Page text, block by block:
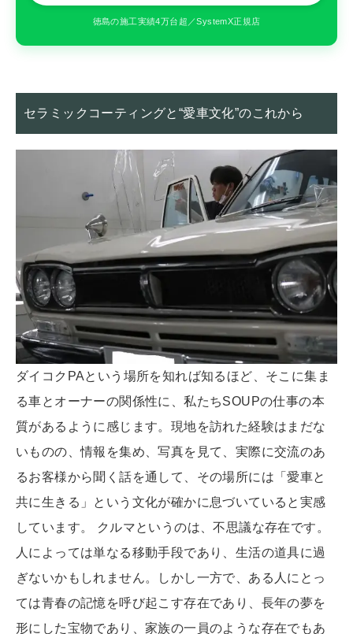
徳島の施工実績4万台超／SystemX正規店
セラミックコーティングと“愛車文化”のこれから
ダイコクPAという場所を知れば知るほど、そこに集ま
る車とオーナーの関係性に、私たちSOUPの仕事の本
質があるように感じます。現地を訪れた経験はまだな
いものの、情報を集め、写真を見て、実際に交流のあ
るお客様から聞く話を通して、その場所には「愛車と
共に生きる」という文化が確かに息づいていると実感
しています。 クルマというのは、不思議な存在です。
人によっては単なる移動手段であり、生活の道具に過
ぎないかもしれません。しかし一方で、ある人にとっ
ては青春の記憶を呼び起こす存在であり、長年の夢を
形にした宝物であり、家族の一員のような存在でもあ